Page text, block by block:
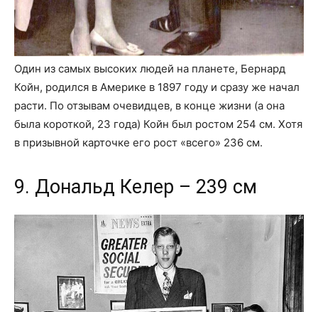
Один из самых высоких людей на планете, Бернард
Койн, родился в Америке в 1897 году и сразу же начал
расти. По отзывам очевидцев, в конце жизни (а она
была короткой, 23 года) Койн был ростом 254 см. Хотя
в призывной карточке его рост «всего» 236 см.
9. Дональд Келер – 239 см